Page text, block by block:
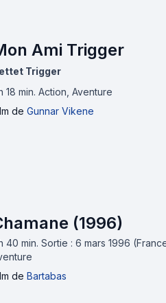
Ami Trigger
Trigger
18 min. Action, Aventure
de Gunnar Vikene
(1996)
40 min. Sortie : 6 mars 1996
de Bartabas